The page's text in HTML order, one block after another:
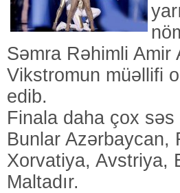
Səmra Rəhimli
Vikstromun müəllifi
edib.
Finala daha çox səs
Bunlar Azərbaycan,
Xorvatiya, Avstriya,
Maltadır.